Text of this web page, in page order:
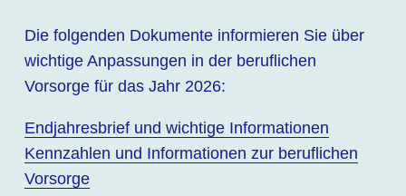
Die folgenden Dokumente informieren Sie über
wichtige Anpassungen in der beruflichen
Vorsorge für das Jahr 2026:
Endjahresbrief und wichtige Informationen
Kennzahlen und Informationen zur beruflichen
Vorsorge